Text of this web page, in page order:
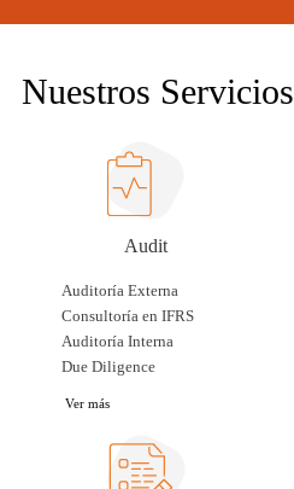
Nuestros Servicios
Audit
Auditoría Externa
Consultoría en IFRS
Auditoría Interna
Due Diligence
Ver más